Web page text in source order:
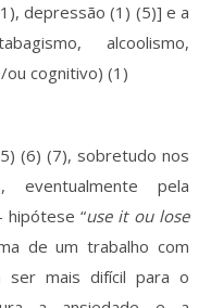
depressão (1) (5)] e a
alcoolismo,
cognitivo) (1)
(6) (7), sobretudo nos
eventualmente pela
hipótese “use it ou lose
de um trabalho com
ser mais difícil para o